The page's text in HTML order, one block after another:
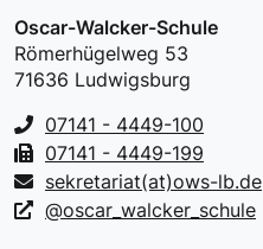
Oscar-Walcker-Schule
Römerhügelweg 53
71636 Ludwigsburg
07141 - 4449-100
07141 - 4449-199
sekretariat(at)ows-lb.de
@oscar_walcker_schule